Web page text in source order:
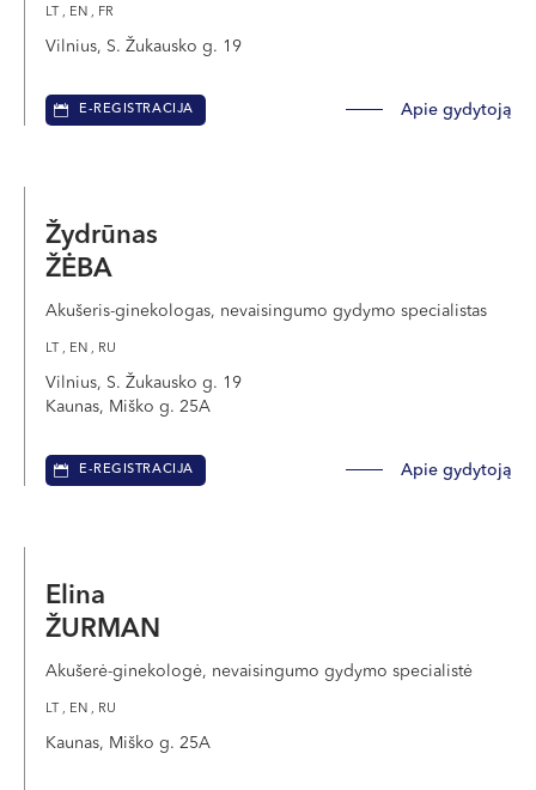
LT , EN , FR
Vilnius, S. Žukausko g. 19
E-REGISTRACIJA Apie gydytoją
Žydrūnas
ŽĖBA
Akušeris-ginekologas, nevaisingumo gydymo specialistas
LT , EN , RU
Vilnius, S. Žukausko g. 19
Kaunas, Miško g. 25A
E-REGISTRACIJA Apie gydytoją
Elina
ŽURMAN
Akušerė-ginekologė, nevaisingumo gydymo specialistė
LT , EN , RU
Kaunas, Miško g. 25A